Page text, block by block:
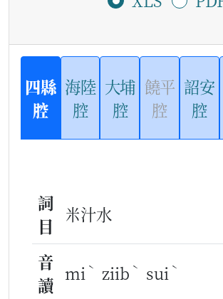
四縣
腔
海陸
腔
大埔
腔
饒平
腔
詔安
腔
詞
目
米汁水
音
讀
mi ˋ ziib ˋ sui ˋ